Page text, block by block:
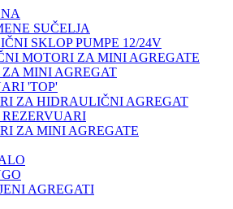
SUČELJA
SKLOP PUMPE 12/24V
MOTORI ZA MINI AGREGATE
MINI AGREGAT
'TOP'
ZA HIDRAULIČNI AGREGAT
ZA MINI AGREGATE
AGREGATI